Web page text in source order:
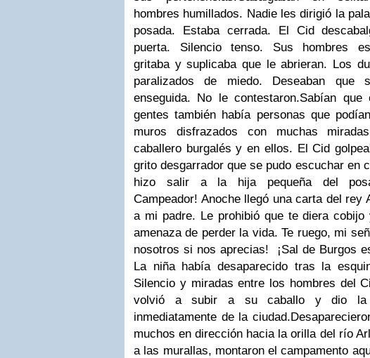
hombres humillados. Nadie les dirigió la
posada. Estaba cerrada. El Cid
puerta. Silencio tenso. Sus hombres
gritaba y suplicaba que le abrieran. Los
paralizados de miedo. Deseaban
enseguida. No le contestaron.Sabían que
gentes también había personas que
muros disfrazados con muchas
caballero burgalés y en ellos. El Cid
grito desgarrador que se pudo escuchar en
hizo salir a la hija pequeña del
Campeador! Anoche llegó una carta del rey
a mi padre. Le prohibió que te diera
amenaza de perder la vida. Te ruego, mi
nosotros si nos aprecias! ¡Sal de Burgos
La niña había desaparecido tras la
Silencio y miradas entre los hombres del
volvió a subir a su caballo y dio la
inmediatamente de la ciudad.
muchos en dirección hacia la orilla del río
a las murallas, montaron el campamento